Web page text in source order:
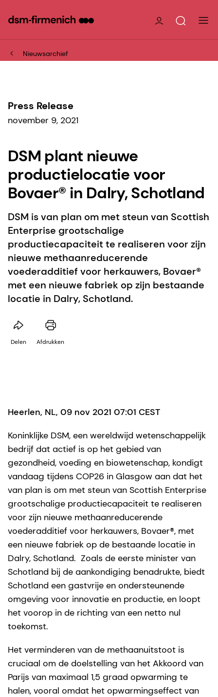
Nieuwsarchief
Press Release
november 9, 2021
DSM plant nieuwe
productielocatie voor
Bovaer® in Dalry, Schotland
DSM is van plan om met steun van Scottish
Enterprise grootschalige
productiecapaciteit te realiseren voor zijn
nieuwe methaanreducerende
voederadditief voor herkauwers, Bovaer®
met een nieuwe fabriek op zijn bestaande
locatie in Dalry, Schotland.
Delen Afdrukken
Heerlen, NL, 09 nov 2021 07:01 CEST
Koninklijke DSM, een wereldwijd wetenschappelijk
bedrijf dat actief is op het gebied van
gezondheid, voeding en biowetenschap, kondigt
vandaag tijdens COP26 in Glasgow aan dat het
van plan is om met steun van Scottish Enterprise
grootschalige productiecapaciteit te realiseren
voor zijn nieuwe methaanreducerende
voederadditief voor herkauwers, Bovaer®, met
een nieuwe fabriek op de bestaande locatie in
Dalry, Schotland. Zoals de eerste minister van
Schotland bij de aankondiging benadrukte, biedt
Schotland een gastvrije en ondersteunende
omgeving voor innovatie en productie, en loopt
het voorop in de richting van een netto nul
toekomst.
Het verminderen van de methaanuitstoot is
cruciaal om de doelstelling van het Akkoord van
Parijs van maximaal 1,5 graad opwarming te
halen, vooral omdat het opwarmingseffect van